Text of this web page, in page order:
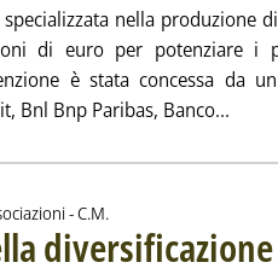
nella produzione
di euro per potenziare i
è stata concessa da
Bnl Bnp Paribas, Banco...
-di:
C.M.